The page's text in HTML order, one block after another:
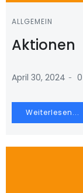
ALLGEMEIN
Aktionen
April 30, 2024 - 0
Weiterlesen...